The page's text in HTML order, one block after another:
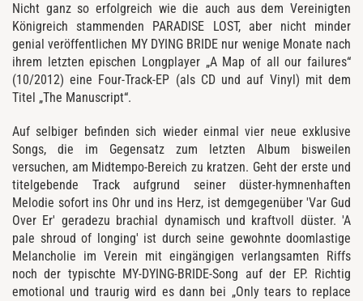
Nicht ganz so erfolgreich wie die auch aus dem Vereinigten
Königreich stammenden PARADISE LOST, aber nicht minder
genial veröffentlichen MY DYING BRIDE nur wenige Monate nach
ihrem letzten epischen Longplayer „A Map of all our failures“
(10/2012) eine Four-Track-EP (als CD und auf Vinyl) mit dem
Titel „The Manuscript“.
Auf selbiger befinden sich wieder einmal vier neue exklusive
Songs, die im Gegensatz zum letzten Album bisweilen
versuchen, am Midtempo-Bereich zu kratzen. Geht der erste und
titelgebende Track aufgrund seiner düster-hymnenhaften
Melodie sofort ins Ohr und ins Herz, ist demgegenüber 'Var Gud
Over Er' geradezu brachial dynamisch und kraftvoll düster. 'A
pale shroud of longing' ist durch seine gewohnte doomlastige
Melancholie im Verein mit eingängigen verlangsamten Riffs
noch der typischte MY-DYING-BRIDE-Song auf der EP. Richtig
emotional und traurig wird es dann bei „Only tears to replace